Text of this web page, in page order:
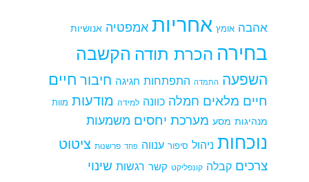
אהבה אומץ אחריות אמפטיה אנושיות
בחירה הכרת תודה הקשבה
השפעה התמדה התפתחות חגיגה חיבור חיים
חיים מלאים חמלה כוונה למידה מודעות מוות
מנהיגות מסע מערכת יחסים משמעות
נוכחות ניהול סיפור ענווה פחד פרשנות ציטוט
צרכים קבלה קונפליקט קשר רגשות שינוי